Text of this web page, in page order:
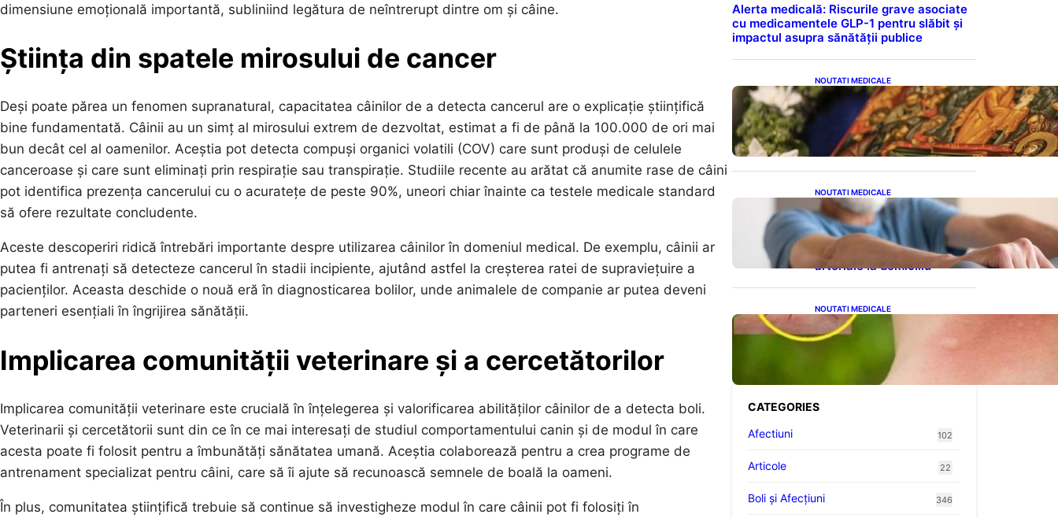
dimensiune emoțională importantă, subliniind legătura de neîntrerupt dintre om și câine.
Știința din spatele mirosului de cancer
Deși poate părea un fenomen supranatural, capacitatea câinilor de a detecta cancerul are o explicație științifică
bine fundamentată. Câinii au un simț al mirosului extrem de dezvoltat, estimat a fi de până la 100.000 de ori mai
bun decât cel al oamenilor. Aceștia pot detecta compuși organici volatili (COV) care sunt produși de celulele
canceroase și care sunt eliminați prin respirație sau transpirație. Studiile recente au arătat că anumite rase de câini
pot identifica prezența cancerului cu o acuratețe de peste 90%, uneori chiar înainte ca testele medicale standard
să ofere rezultate concludente.
Aceste descoperiri ridică întrebări importante despre utilizarea câinilor în domeniul medical. De exemplu, câinii ar
putea fi antrenați să detecteze cancerul în stadii incipiente, ajutând astfel la creșterea ratei de supraviețuire a
pacienților. Aceasta deschide o nouă eră în diagnosticarea bolilor, unde animalele de companie ar putea deveni
parteneri esențiali în îngrijirea sănătății.
Implicarea comunității veterinare și a cercetătorilor
Implicarea comunității veterinare este crucială în înțelegerea și valorificarea abilităților câinilor de a detecta boli.
Veterinarii și cercetătorii sunt din ce în ce mai interesați de studiul comportamentului canin și de modul în care
acesta poate fi folosit pentru a îmbunătăți sănătatea umană. Aceștia colaborează pentru a crea programe de
antrenament specializat pentru câini, care să îi ajute să recunoască semnele de boală la oameni.
În plus, comunitatea științifică trebuie să continue să investigheze modul în care câinii pot fi folosiți în
Alerta medicală: Riscurile grave asociate
cu medicamentele GLP-1 pentru slăbit și
impactul asupra sănătății publice
NOUTATI MEDICALE
Postul Adormirii Maicii
Domnului: Tradiții,
Superstiții și Implicații
Spiritualitate în 2026
NOUTATI MEDICALE
Îmbunătățirea sănătății
cardiovasculare: Patru
exerciții simple pentru
reducerea tensiunii
arteriale la domiciliu
NOUTATI MEDICALE
Cum bacteriile pielii
influențează atracția
țânțarilor: O nouă viziune
asupra alegerii victimelor
CATEGORIES
Afectiuni
102
Articole 22
Boli și Afecțiuni 346